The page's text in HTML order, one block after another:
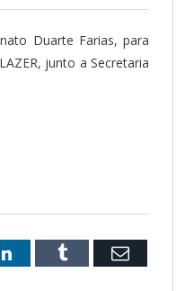
Duarte Farias, para
junto a Secretaria
LinkedInTumblr Email